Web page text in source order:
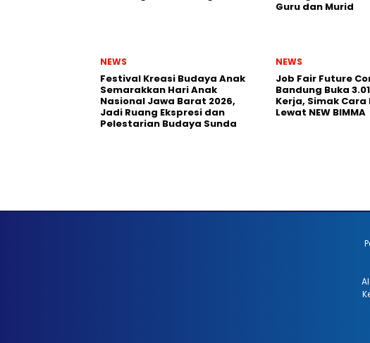
Guru dan Murid
NEWS
Festival Kreasi Budaya Anak
Semarakkan Hari Anak
Nasional Jawa Barat 2026,
Jadi Ruang Ekspresi dan
Pelestarian Budaya Sunda
NEWS
Job Fair Future
Bandung Buka
Kerja, Simak
Lewat NEW BIMMA